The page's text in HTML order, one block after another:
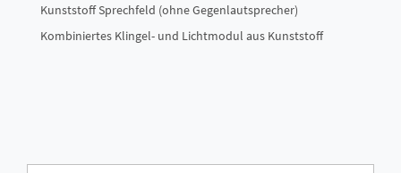
Kunststoff Sprechfeld (ohne Gegenlautsprecher)
Kombiniertes Klingel- und Lichtmodul aus Kunststoff